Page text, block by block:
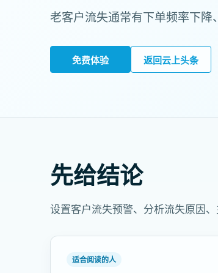
老客户流失通常有下单频率下降
免费体验 返回云上头条
先给结论
设置客户流失预警、分析流失原因
适合阅读的人